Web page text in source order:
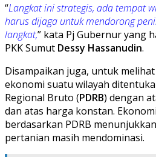
“Langkat ini strategis, ada tempat
harus dijaga untuk mendorong
langkat,” kata Pj Gubernur yang
PKK Sumut Dessy Hassanudin.
Disampaikan juga, untuk
ekonomi suatu wilayah
Regional Bruto (PDRB) dengan
dan atas harga konstan.
berdasarkan PDRB
pertanian masih mendominasi.